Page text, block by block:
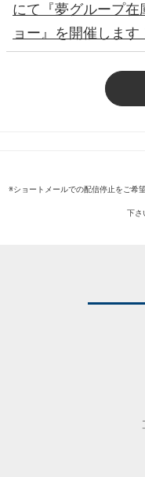
にて『夢グループ
ョー』を開催します
※ショートメールでの配信停止をご希
下さ